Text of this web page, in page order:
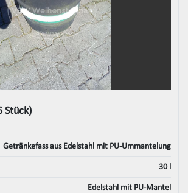
Stück)
Getränkefass aus Edelstahl mit PU-Ummantelung
30 l
Edelstahl mit PU-Mantel